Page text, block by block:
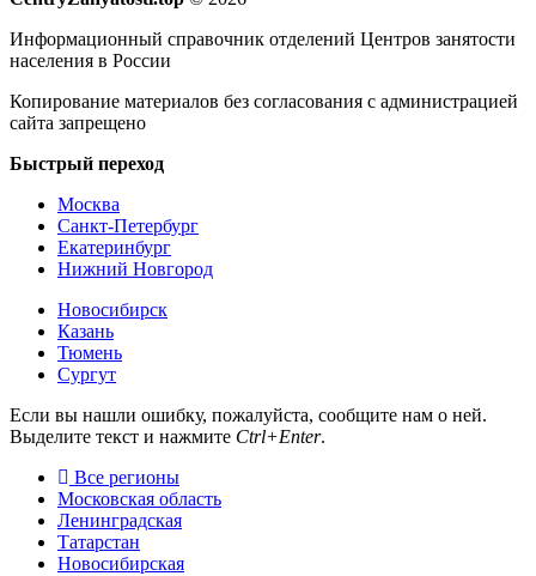
Информационный справочник отделений Центров занятости
населения в России
Копирование материалов без согласования с администрацией
сайта запрещено
Быстрый переход
Москва
Санкт-Петербург
Екатеринбург
Нижний Новгород
Новосибирск
Казань
Тюмень
Сургут
Если вы нашли ошибку, пожалуйста, сообщите нам о ней.
Выделите текст и нажмите Ctrl+Enter.
Все регионы
Московская область
Ленинградская
Татарстан
Новосибирская